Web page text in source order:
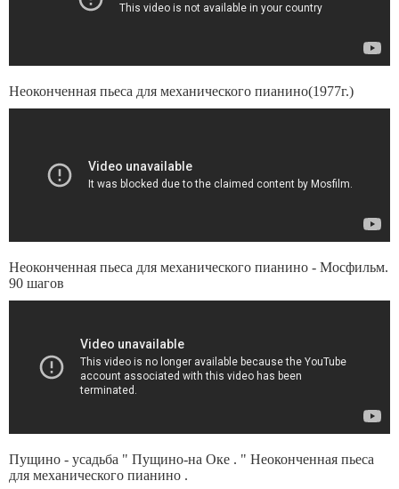
Неоконченная пьеса для механического пианино(1977г.)
Неоконченная пьеса для механического пианино - Мосфильм.
90 шагов
Пущино - усадьба " Пущино-на Оке . " Неоконченная пьеса
для механического пианино .